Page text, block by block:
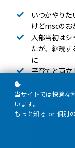
いつかやりた
けどmscのお
入部当初は
たが、継続す
に
子育てと両立
分に驚き！
当サイトでは快適な
います。
もっと知る or 個別